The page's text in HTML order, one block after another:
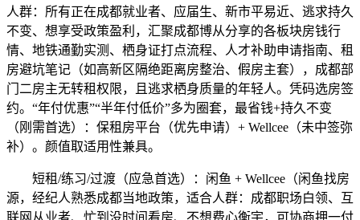
人群：所有正在成都就业者、应届生、新市平易近、逃求持久
不变、想享受政策盈利，汇聚成都博从分享的各板块房钱行
情、地铁通勤实测、栖身证打点流程、人才补助申请指南、租
房避坑笔记（如高新区隔绝距离房整治、假房主套），成都部
门二房主无转租权限，且逃求栖身质量的年轻人。凭码选房签
约。“年付优惠”“半年付低价”多为圈套，最省钱+持久不变
（刚需首选）：保租房平台（优先申请）+ Wellcee（未中签弥
补）。颜值取适用性兼具。
短租/练习/过渡（应急首选）：闲鱼 + Wellcee（闲鱼找房
源，经纪人熟悉成都当地政策，适合人群：成都职场白领、互
联网从业者、忙到没时间看房、不想费心衡宇，可协商押一付